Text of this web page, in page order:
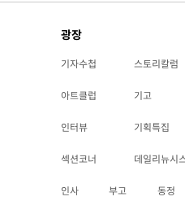
광장
기자수첩 스토리칼럼
아트클럽 기고
인터뷰 기획특집
섹션코너 데일리뉴시
인사 부고 동정